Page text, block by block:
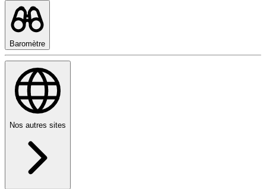
Baromètre
Nos autres sites